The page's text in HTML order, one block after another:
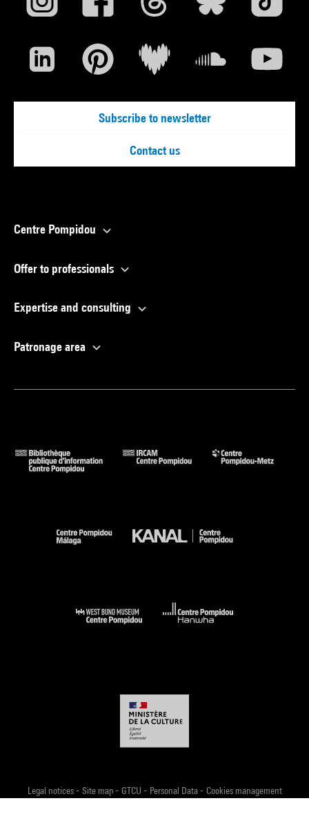
Subscribe to newsletter
Contact us
Centre Pompidou
Offer to professionals
Expertise and consulting
Patronage area
Legal notices- Site map- GTCU - Personal Data- Cookies management